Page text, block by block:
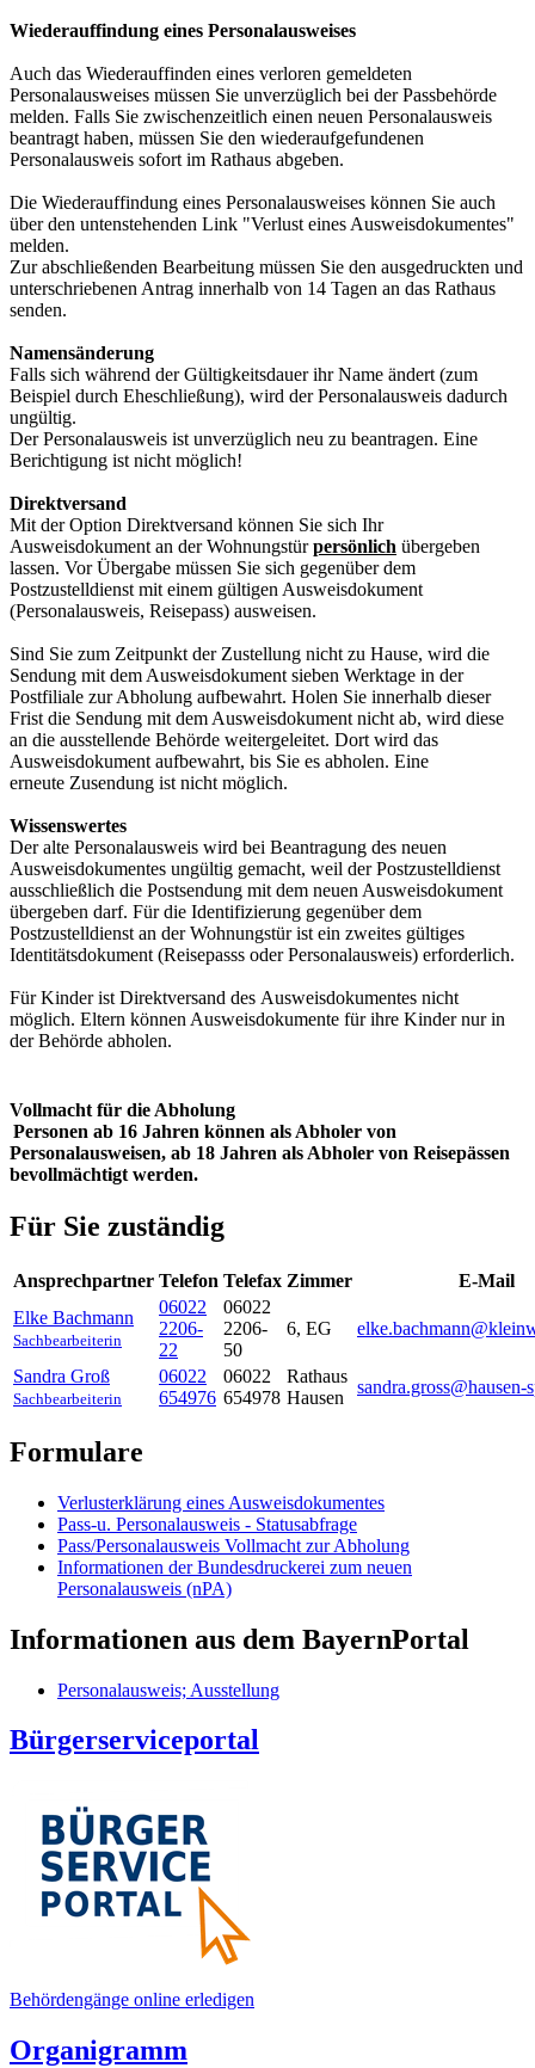
Wiederauffindung eines Personalausweises
Auch das Wiederauffinden eines verloren gemeldeten
Personalausweises müssen Sie unverzüglich bei der Passbehörde
melden. Falls Sie zwischenzeitlich einen neuen Personalausweis
beantragt haben, müssen Sie den wiederaufgefundenen
Personalausweis sofort im Rathaus abgeben.
Die Wiederauffindung eines Personalausweises können Sie auch
über den untenstehenden Link "Verlust eines Ausweisdokumentes"
melden.
Zur abschließenden Bearbeitung müssen Sie den ausgedruckten und
unterschriebenen Antrag innerhalb von 14 Tagen an das Rathaus
senden.
Namensänderung
Falls sich während der Gültigkeitsdauer ihr Name ändert (zum
Beispiel durch Eheschließung), wird der Personalausweis dadurch
ungültig.
Der Personalausweis ist unverzüglich neu zu beantragen. Eine
Berichtigung ist nicht möglich!
Direktversand
Mit der Option Direktversand können Sie sich Ihr
Ausweisdokument an der Wohnungstürpersönlich übergeben
lassen. Vor Übergabe müssen Sie sich gegenüber dem
Postzustelldienst mit einem gültigen Ausweisdokument
(Personalausweis, Reisepass) ausweisen.
Sind Sie zum Zeitpunkt der Zustellung nicht zu Hause, wird die
Sendung mit dem Ausweisdokument sieben Werktage in der
Postfiliale zur Abholung aufbewahrt. Holen Sie innerhalb dieser
Frist die Sendung mit dem Ausweisdokument nicht ab, wird diese
an die ausstellende Behörde weitergeleitet. Dort wird das
Ausweisdokument aufbewahrt, bis Sie es abholen. Eine
erneute Zusendung ist nicht möglich.
Wissenswertes
Der alte Personalausweis wird bei Beantragung des neuen
Ausweisdokumentes ungültig gemacht, weil der Postzustelldienst
ausschließlich die Postsendung mit dem neuen Ausweisdokument
übergeben darf. Für die Identifizierung gegenüber dem
Postzustelldienst an der Wohnungstür ist ein zweites gültiges
Identitätsdokument (Reisepasss oder Personalausweis) erforderlich.
Für Kinder ist Direktversand des Ausweisdokumentes nicht
möglich. Eltern können Ausweisdokumente für ihre Kinder nur in
der Behörde abholen.
Vollmacht für die Abholung
Personen ab 16 Jahren können als Abholer von
Personalausweisen, ab 18 Jahren als Abholer von Reisepässen
bevollmächtigt werden.
Für Sie zuständig
Ansprechpartner Telefon Telefax Zimmer
E-Mail
Elke Bachmann
Sachbearbeiterin
06022
2206-
22
06022
2206-
50
6, EG
Sandra Groß
Sachbearbeiterin
06022
654976
06022
654978
Rathaus
Hausen
sandra.gross@hausen-
Formulare
Verlusterklärung eines Ausweisdokumentes
Pass-u. Personalausweis - Statusabfrage
Pass/Personalausweis Vollmacht zur Abholung
Informationen der Bundesdruckerei zum neuen
Personalausweis (nPA)
Informationen aus dem BayernPortal
Personalausweis; Ausstellung
Bürgerserviceportal
Behördengänge online erledigen
Organigramm